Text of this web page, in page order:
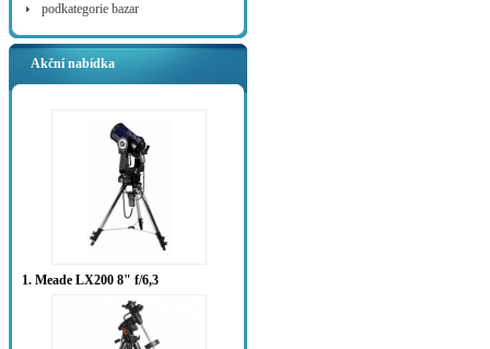
podkategorie bazar
Akční nabídka
1. Meade LX200 8" f/6,3